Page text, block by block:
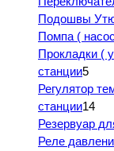
Подошвы
Помпа (
Прокладки (
станции5
Регулятор
станции14
Резервуар
Реле